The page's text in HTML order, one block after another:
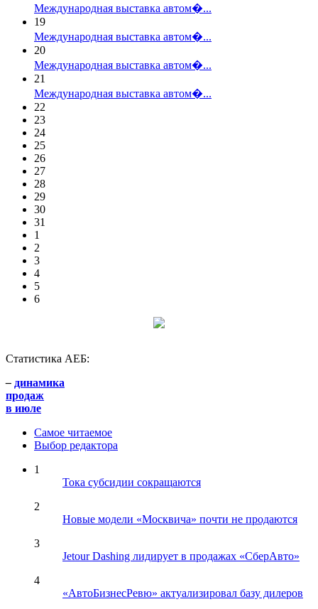
Международная выставка автом�...
19
Международная выставка автом�...
20
Международная выставка автом�...
21
Международная выставка автом�...
22
23
24
25
26
27
28
29
30
31
1
2
3
4
5
6
Статистика АЕБ:
– динамика
продаж
в июле
Самое читаемое
Выбор редактора
1
Тока субсидии сокращаются
2
Новые модели «Москвича» почти не продаются
3
Jetour Dashing лидирует в продажах «СберАвто»
4
«АвтоБизнесРевю» актуализировал базу дилеров